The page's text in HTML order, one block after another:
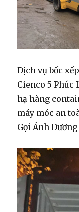
Dịch vụ bốc
Cienco 5 Phúc
hạ hàng
máy móc an
Gọi Ánh Dương